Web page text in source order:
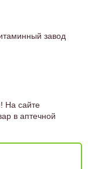
завод
На сайте
в аптечной